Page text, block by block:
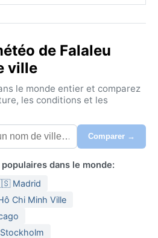
de Falaleu
ville
le monde entier et comparez
les conditions et les
Comparer →
dans le monde:
Madrid
Chi Minh Ville